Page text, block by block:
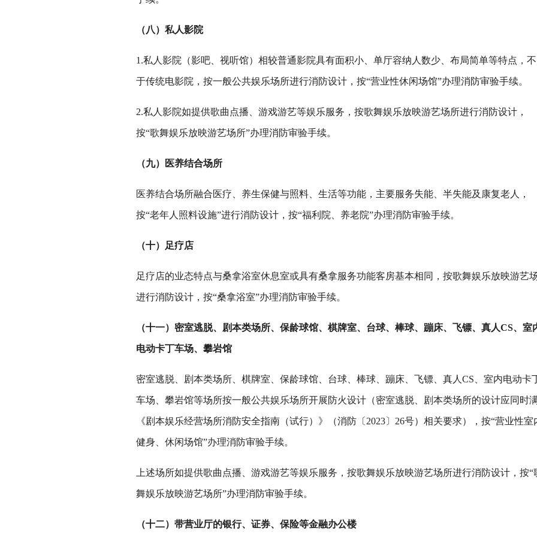
（八）私人影院
1.私人影院（影吧、视听馆）相较普通影院具有面积小、单厅容纳人数少、布局简单等特点，
于传统电影院，按一般公共娱乐场所进行消防设计，按“营业性休闲场馆”办理消防审验手续。
2.私人影院如提供歌曲点播、游戏游艺等娱乐服务，按歌舞娱乐放映游艺场所进行消防设计，
按“歌舞娱乐放映游艺场所”办理消防审验手续。
（九）医养结合场所
医养结合场所融合医疗、养生保健与照料、生活等功能，主要服务失能、半失能及康复老人，
按“老年人照料设施”进行消防设计，按“福利院、养老院”办理消防审验手续。
（十）足疗店
足疗店的业态特点与桑拿浴室休息室或具有桑拿服务功能客房基本相同，按歌舞娱乐放映游艺
进行消防设计，按“桑拿浴室”办理消防审验手续。
（十一）密室逃脱、剧本类场所、保龄球馆、棋牌室、台球、棒球、蹦床、飞镖、真人CS、室
电动卡丁车场、攀岩馆
密室逃脱、剧本类场所、棋牌室、保龄球馆、台球、棒球、蹦床、飞镖、真人CS、室内电动卡
车场、攀岩馆等场所按一般公共娱乐场所开展防火设计（密室逃脱、剧本类场所的设计应同时
《剧本娱乐经营场所消防安全指南（试行）》（消防〔2023〕26号）相关要求），按“营业性室
健身、休闲场馆”办理消防审验手续。
上述场所如提供歌曲点播、游戏游艺等娱乐服务，按歌舞娱乐放映游艺场所进行消防设计，按“
舞娱乐放映游艺场所”办理消防审验手续。
（十二）带营业厅的银行、证券、保险等金融办公楼